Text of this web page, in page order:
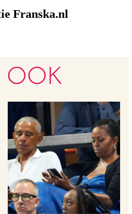
Franska.nl
OOK